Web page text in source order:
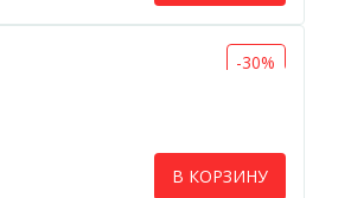
-30%
В КОРЗИНУ